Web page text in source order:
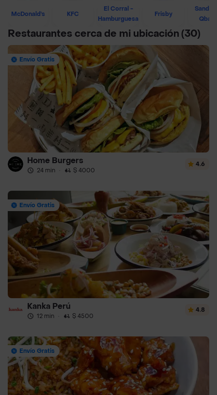
McDonald's KFC
El Corral -
Hamburguesa
Frisby
Restaurantes cerca de mi ubicación (30)
Envío Gratis
Home Burgers
24 min · $ 4000
4.6
Envío Gratis
Kanka Perú
12 min · $ 4500
4.8
Envío Gratis